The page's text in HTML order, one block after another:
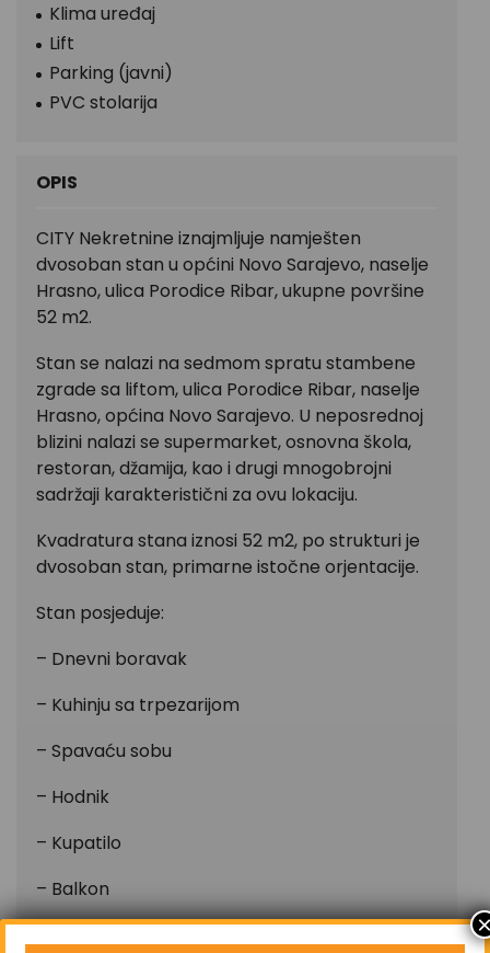
Klima uređaj
Lift
Parking (javni)
PVC stolarija
OPIS
CITY Nekretnine iznajmljuje namješten
dvosoban stan u općini Novo Sarajevo, naselje
Hrasno, ulica Porodice Ribar, ukupne površine
52 m2.
Stan se nalazi na sedmom spratu stambene
zgrade sa liftom, ulica Porodice Ribar, naselje
Hrasno, općina Novo Sarajevo. U neposrednoj
blizini nalazi se supermarket, osnovna škola,
restoran, džamija, kao i drugi mnogobrojni
sadržaji karakteristični za ovu lokaciju.
Kvadratura stana iznosi 52 m2, po strukturi je
dvosoban stan, primarne istočne orjentacije.
Stan posjeduje:
– Dnevni boravak
– Kuhinju sa trpezarijom
– Spavaću sobu
– Hodnik
– Kupatilo
– Balkon